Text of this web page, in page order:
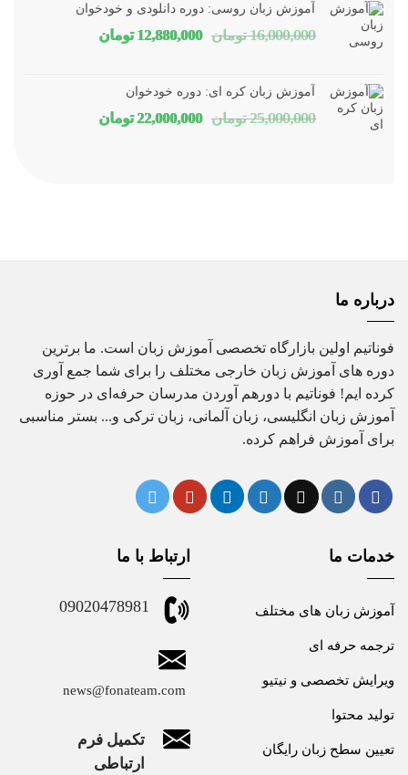
بود.
است.
آموزش زبان روسی: دوره دانلودی و خودخوان
16,000,000 تومان قیمت
بود.
12,880,000 تومانقیمت
آموزش زبان کره ای: دوره خودخوان
25,000,000 تومان قیمت
22,000,000 تومانقیمت
درباره ما
فوناتیم اولین بازارگاه تخصصی آموزش زبان است. ما برترین
دوره های آموزش زبان خارجی مختلف را برای شما جمع آوری
کرده ایم! فوناتیم با دورهم آوردن مدرسان حرفه‌ای در حوزه
آموزش زبان انگلیسی، زبان آلمانی، زبان ترکی و... بستر مناسبی
برای آموزش فراهم کرده.
خدمات ما
آموزش زبان های مختلف
ترجمه حرفه ای
ویرایش تخصصی و نیتیو
تولید محتوا
تعیین سطح زبان رایگان
ارتباط با ما
09020478981
news@fonateam.com
تکمیل فرم
ارتباطی